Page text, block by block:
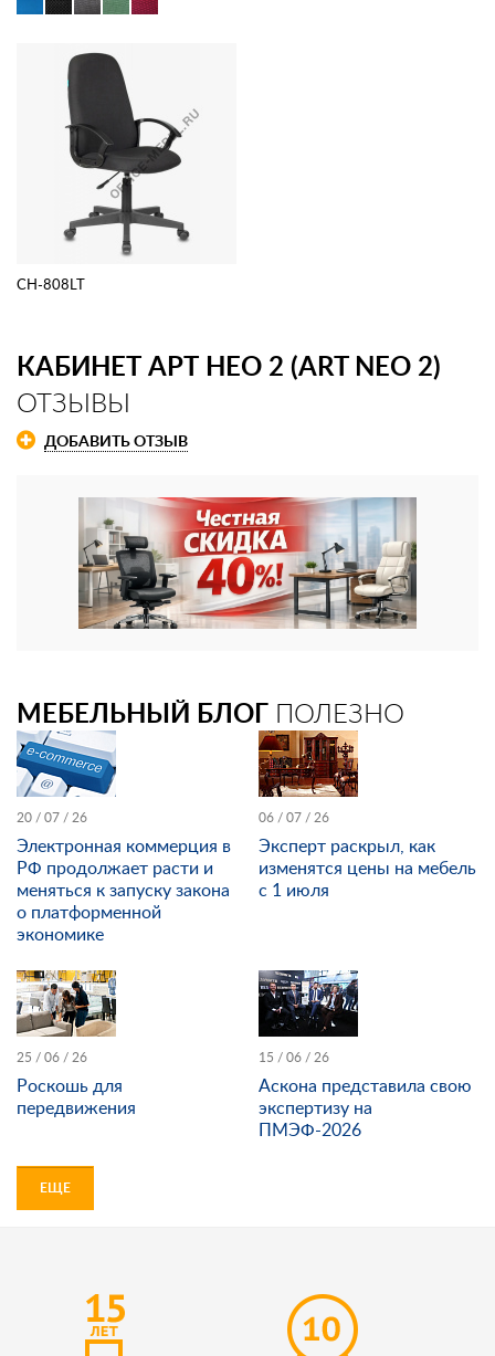
CH-808LT
КАБИНЕТ АРТ НЕО 2 (ART NEO 2)
ОТЗЫВЫ
ДОБАВИТЬ ОТЗЫВ
МЕБЕЛЬНЫЙ БЛОГ ПОЛЕЗНО
20 / 07 / 26
Электронная коммерция в
РФ продолжает расти и
меняться к запуску закона
о платформенной
экономике
06 / 07 / 26
Эксперт раскрыл, как
изменятся цены на мебель
с 1 июля
25 / 06 / 26
Роскошь для
передвижения
15 / 06 / 26
Аскона представила свою
экспертизу на
ПМЭФ-2026
ЕЩЕ